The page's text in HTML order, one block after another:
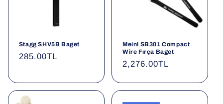
Stagg SHV5B Baget
Normal
285.00TL
Meinl SB301 Compact
Wire Fırça Baget
Normal
2,276.00TL